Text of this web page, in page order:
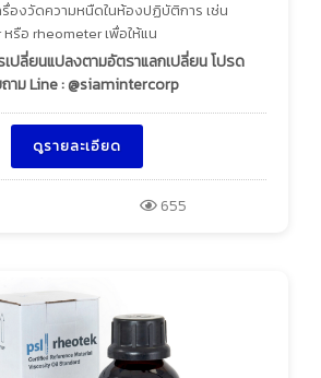
องวัดความหนืดในห้องปฏิบัติการ เช่น
รือ rheometer เพื่อให้แน
เปลี่ยนแปลงตามอัตราแลกเปลี่ยน โปรด
าม Line : @siamintercorp
ดูรายละเอียด
655